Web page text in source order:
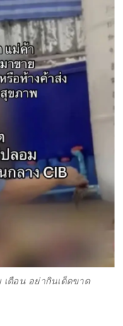
เตือน อย่ากินเด็ดขาด